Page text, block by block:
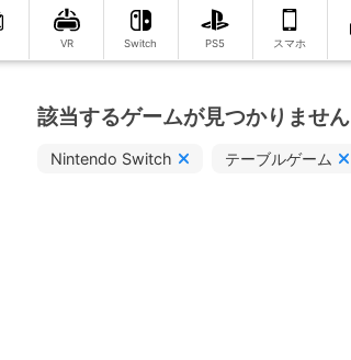
VR Switch PS5 スマホ
該当するゲームが見つかりません
Nintendo Switch テーブルゲーム